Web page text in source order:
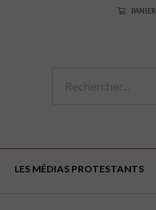
PANIER
LES MÉDIAS PROTESTANTS